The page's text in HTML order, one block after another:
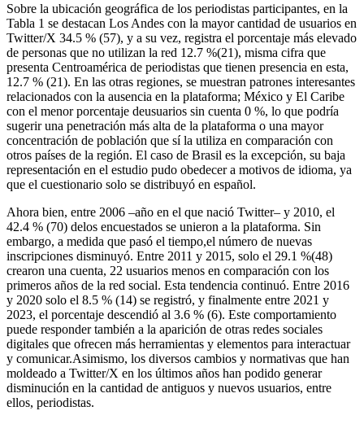
Sobre la ubicación geográfica de los periodistas participantes, en la
Tabla 1 se destacan Los Andes con la mayor cantidad de usuarios en
Twitter/X 34.5 % (57), y a su vez, registra el porcentaje más elevado
de personas que no utilizan la red 12.7 %(21), misma cifra que
presenta Centroamérica de periodistas que tienen presencia en esta,
12.7 % (21). En las otras regiones, se muestran patrones interesantes
relacionados con la ausencia en la plataforma; México y El Caribe
con el menor porcentaje deusuarios sin cuenta 0 %, lo que podría
sugerir una penetración más alta de la plataforma o una mayor
concentración de población que sí la utiliza en comparación con
otros países de la región. El caso de Brasil es la excepción, su baja
representación en el estudio pudo obedecer a motivos de idioma, ya
que el cuestionario solo se distribuyó en español.
Ahora bien, entre 2006 –año en el que nació Twitter– y 2010, el
42.4 % (70) delos encuestados se unieron a la plataforma. Sin
embargo, a medida que pasó el tiempo,el número de nuevas
inscripciones disminuyó. Entre 2011 y 2015, solo el 29.1 %(48)
crearon una cuenta, 22 usuarios menos en comparación con los
primeros años de la red social. Esta tendencia continuó. Entre 2016
y 2020 solo el 8.5 % (14) se registró, y finalmente entre 2021 y
2023, el porcentaje descendió al 3.6 % (6). Este comportamiento
puede responder también a la aparición de otras redes sociales
digitales que ofrecen más herramientas y elementos para interactuar
y comunicar.Asimismo, los diversos cambios y normativas que han
moldeado a Twitter/X en los últimos años han podido generar
disminución en la cantidad de antiguos y nuevos usuarios, entre
ellos, periodistas.